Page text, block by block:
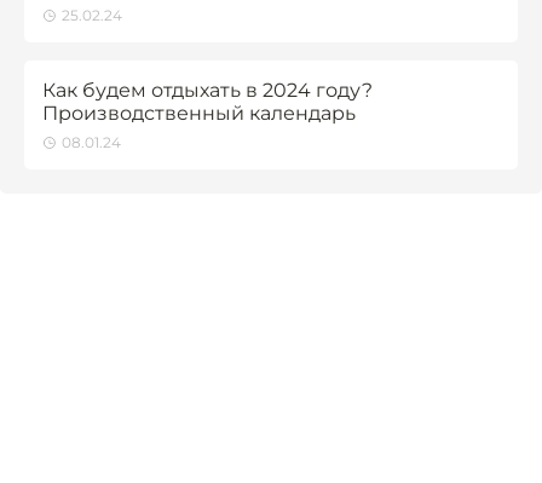
25.02.24
Как будем отдыхать в 2024 году?
Производственный календарь
08.01.24